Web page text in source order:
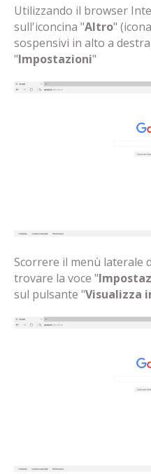
Utilizzando il browser
sull'iconcina "Altro"
sospensivi in alto a
"Impostazioni"
Scorrere il menù laterale
trovare la voce "
sul pulsante "Visualizza